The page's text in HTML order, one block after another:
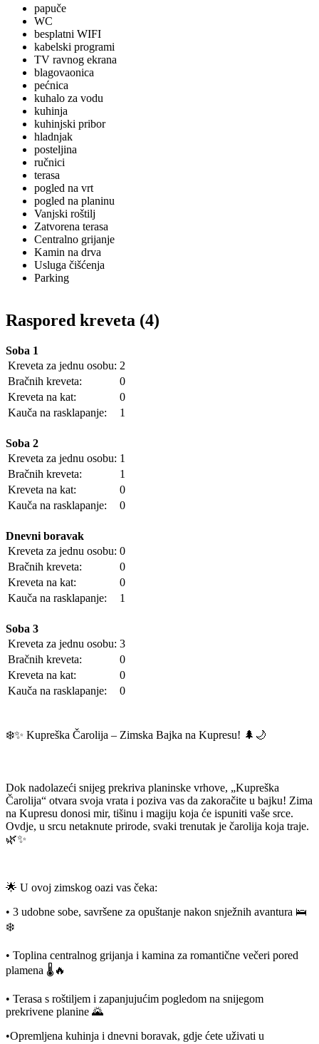
papuče
WC
besplatni WIFI
kabelski programi
TV ravnog ekrana
blagovaonica
pećnica
kuhalo za vodu
kuhinja
kuhinjski pribor
hladnjak
posteljina
ručnici
terasa
pogled na vrt
pogled na planinu
Vanjski roštilj
Zatvorena terasa
Centralno grijanje
Kamin na drva
Usluga čišćenja
Parking
Raspored kreveta (4)
Soba 1
Kreveta za jednu osobu: 2
Bračnih kreveta:
0
Kreveta na kat:
0
Kauča na rasklapanje:
1
Soba 2
Kreveta za jednu osobu: 1
Bračnih kreveta:
1
Kreveta na kat:
0
Kauča na rasklapanje:
0
Dnevni boravak
Kreveta za jednu osobu: 0
Bračnih kreveta:
0
Kreveta na kat:
0
Kauča na rasklapanje:
1
Soba 3
Kreveta za jednu osobu: 3
Bračnih kreveta:
0
Kreveta na kat:
0
Kauča na rasklapanje:
0
❄️✨ Kupreška Čarolija – Zimska Bajka na Kupresu! 🌲🌙
Dok nadolazeći snijeg prekriva planinske vrhove, „Kupreška
Čarolija“ otvara svoja vrata i poziva vas da zakoračite u bajku! Zima
na Kupresu donosi mir, tišinu i magiju koja će ispuniti vaše srce.
Ovdje, u srcu netaknute prirode, svaki trenutak je čarolija koja traje.
🌿✨
🌟 U ovoj zimskog oazi vas čeka:
• 3 udobne sobe, savršene za opuštanje nakon snježnih avantura 🛌
❄️
• Toplina centralnog grijanja i kamina za romantične večeri pored
plamena 🌡🔥
• Terasa s roštiljem i zapanjujućim pogledom na snijegom
prekrivene planine 🌄
•Opremljena kuhinja i dnevni boravak, gdje ćete uživati u